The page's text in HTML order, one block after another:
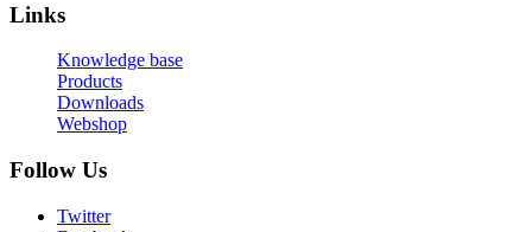
Links
Knowledge base
Products
Downloads
Webshop
Follow Us
Twitter